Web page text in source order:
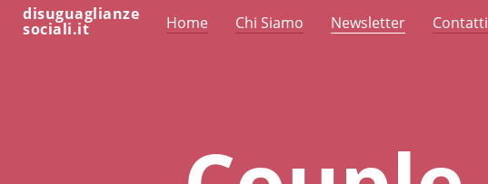
disuguaglianze
sociali.it Home Chi Siamo Newsletter Contatti